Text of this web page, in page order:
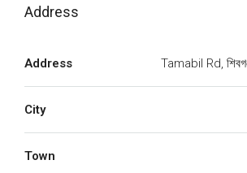
Address
Address Tamabil Rd,
City
Town